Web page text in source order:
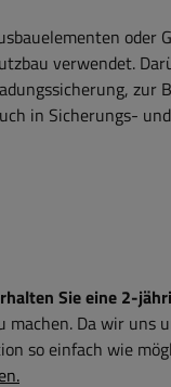
verwendet.
zur
in Sicherungs-
Sie eine 2-
machen. Da wir
so einfach wie